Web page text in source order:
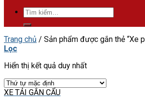
Tìm
kiếm:
Trang chủ / Sản phẩm được gắn thẻ “Xe
Lọc
Hiển thị kết quả duy nhất
XE TẢI GẮN CẨU